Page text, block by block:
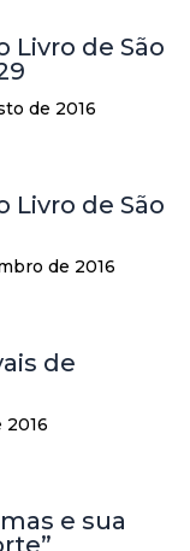
Livro de São
de 2016
Livro de São
de 2016
de
e sua